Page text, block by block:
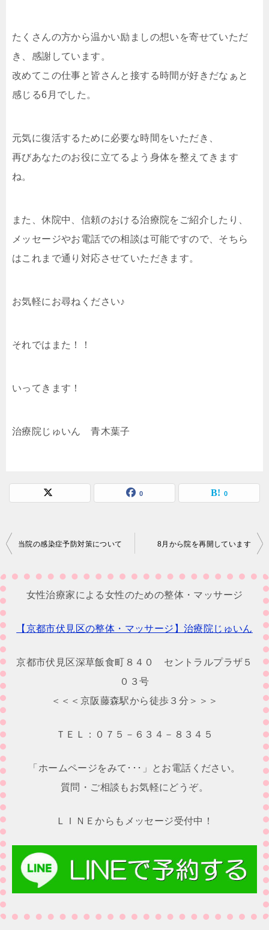
たくさんの方から温かい励ましの想いを寄せていただ
き、感謝しています。
改めてこの仕事と皆さんと接する時間が好きだなぁと
感じる6月でした。
元気に復活するために必要な時間をいただき、
再びあなたのお役に立てるよう身体を整えてきます
ね。
また、休院中、信頼のおける治療院をご紹介したり、
メッセージやお電話での相談は可能ですので、そちら
はこれまで通り対応させていただきます。
お気軽にお尋ねください♪
それではまた！！
いってきます！
治療院じゅいん 青木葉子
0 0
投
ナ
ビ
ー
シ
ョ
ン
当院の感染症予防対策について 8月から院を再開しています
女性治療家による女性のための整体・マッサージ
【京都市伏見区の整体・マッサージ】治療院じゅいん
京都市伏見区深草飯食町８４０ セントラルプラザ５
０３号
＜＜＜京阪藤森駅から徒歩３分＞＞＞
ＴＥＬ：０７５－６３４－８３４５
「ホームページをみて･･･」とお電話ください。
質問・ご相談もお気軽にどうぞ。
ＬＩＮＥからもメッセージ受付中！